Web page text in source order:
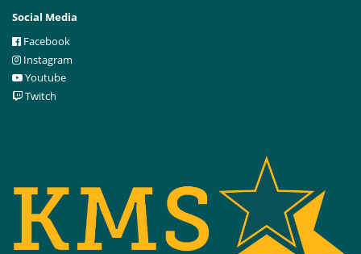
Social Media
Facebook
Instagram
Youtube
Twitch